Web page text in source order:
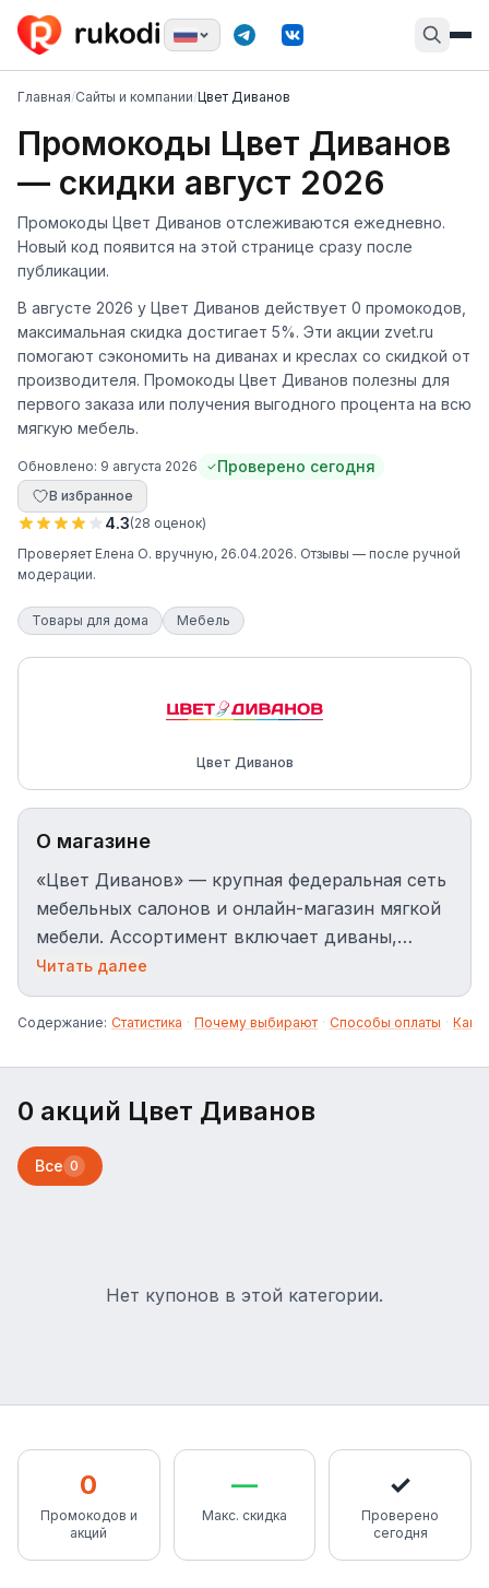
Главная/Сайты и компании/Цвет Диванов
Промокоды Цвет Диванов
— скидки август 2026
Промокоды Цвет Диванов отслеживаются ежедневно.
Новый код появится на этой странице сразу после
публикации.
В августе 2026 у Цвет Диванов действует 0 промокодов,
максимальная скидка достигает 5%. Эти акции zvet.ru
помогают сэкономить на диванах и креслах со скидкой от
производителя. Промокоды Цвет Диванов полезны для
первого заказа или получения выгодного процента на всю
мягкую мебель.
Обновлено: 9 августа 2026 Проверено сегодня
В избранное
4.3(28 оценок)
Проверяет Елена О. вручную, 26.04.2026. Отзывы — после ручной
модерации.
Товары для дома Мебель
Цвет Диванов
О магазине
«Цвет Диванов» — крупная федеральная сеть
мебельных салонов и онлайн-магазин мягкой
мебели. Ассортимент включает диваны,
кресла, кровати, матрасы, модульные
решения и аксессуары для дома. Компания
работает на рынке более 15 лет и является
Читать далее
Содержание: Статистика · Почему выбирают · Способы оплаты · Как
0 акций Цвет Диванов
Все 0
Нет купонов в этой категории.
0
Промокодов и
акций
—
Макс. скидка
✓
Проверено
сегодня